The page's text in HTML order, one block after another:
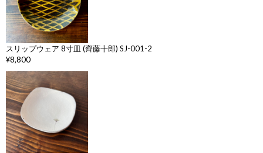
スリップウェア 8寸皿 (齊藤十郎) SJ-001-2
¥8,800